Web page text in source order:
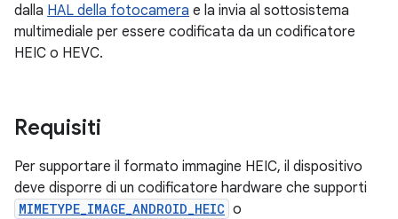
dalla HAL della fotocamera e la invia al sottosistema
multimediale per essere codificata da un codificatore
HEIC o HEVC.
Requisiti
Per supportare il formato immagine HEIC, il dispositivo
deve disporre di un codificatore hardware che supporti
MIMETYPE_IMAGE_ANDROID_HEIC o